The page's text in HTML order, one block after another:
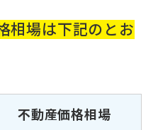
相場は下記のとお
不動産価格相場